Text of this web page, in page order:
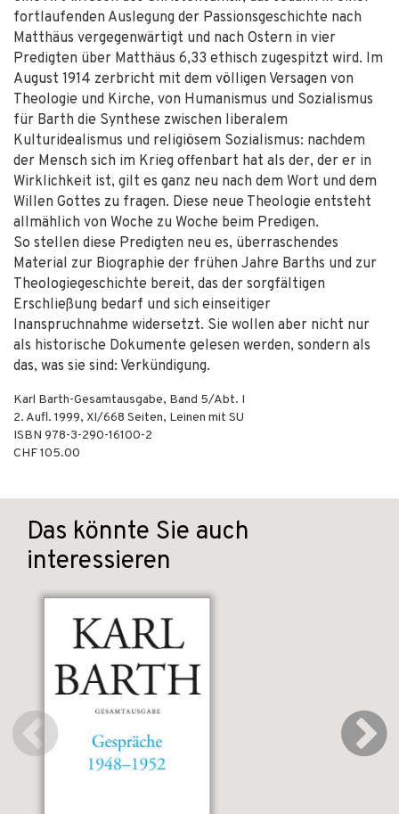
fortlaufenden Auslegung der Passionsgeschichte nach
Matthäus vergegenwärtigt und nach Ostern in vier
Predigten über Matthäus 6,33 ethisch zugespitzt wird. Im
August 1914 zerbricht mit dem völligen Versagen von
Theologie und Kirche, von Humanismus und Sozialismus
für Barth die Synthese zwischen liberalem
Kulturidealismus und religiösem Sozialismus: nachdem
der Mensch sich im Krieg offenbart hat als der, der er in
Wirklichkeit ist, gilt es ganz neu nach dem Wort und dem
Willen Gottes zu fragen. Diese neue Theologie entsteht
allmählich von Woche zu Woche beim Predigen.
So stellen diese Predigten neu es, überraschendes
Material zur Biographie der frühen Jahre Barths und zur
Theologiegeschichte bereit, das der sorgfältigen
Erschließung bedarf und sich einseitiger
Inanspruchnahme widersetzt. Sie wollen aber nicht nur
als historische Dokumente gelesen werden, sondern als
das, was sie sind: Verkündigung.
Karl Barth-Gesamtausgabe, Band 5/Abt. I
2. Aufl. 1999, XI/668 Seiten, Leinen mit SU
ISBN 978-3-290-16100-2
CHF 105.00
Das könnte Sie auch
interessieren